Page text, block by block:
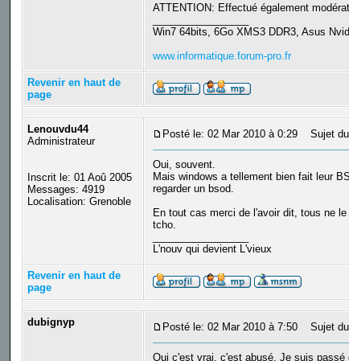
ATTENTION: Effectué également
Win7 64bits, 6Go XMS3 DDR3, Asus
www.informatique.forum-pro.fr
Revenir en haut de
page
Lenouvdu44
Administrateur
Inscrit le: 01 Aoû 2005
Messages: 4919
Localisation: Grenoble
Posté le: 02 Mar 2010 à 0:29 Sujet
Oui, souvent.
Mais windows a tellement bien fait leur
regarder un bsod.
En tout cas merci de l'avoir dit, tous ne
tcho.
L'nouv qui devient L'vieux
Revenir en haut de
page
dubignyp Posté le: 02 Mar 2010 à 7:50 Sujet
Oui c'est vrai, c'est abusé. Je suis